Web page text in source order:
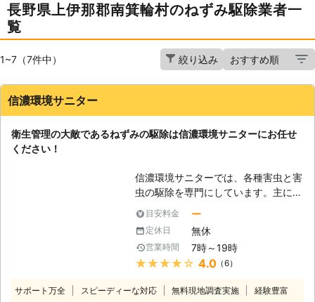
長野県上伊那郡南箕輪村のねずみ駆除業者一
覧
1~7（7件中） 絞り込み
信濃環境サニター
衛生管理の大敵であるねずみの駆除は信濃環境サニターにお任せ
ください！
信濃環境サニターでは、各種害虫と害
虫の駆除を専門にしています。主に長
野市を中心としたエリアで対応中で
す。近年、都市部を中心にねずみに関
するご相談が増えています。ねずみ駆
除というのは簡単そうに見えて、意外
と難しいものですから、どうぞ私達信
【3種類のねずみが居ます】 私達が普
目安料金 ー
定休日 無休
営業時間 7時～19時
★★★★★ 4.0（6）
サポート万全 スピーディーな対応 無料現地調査実施 経験豊富